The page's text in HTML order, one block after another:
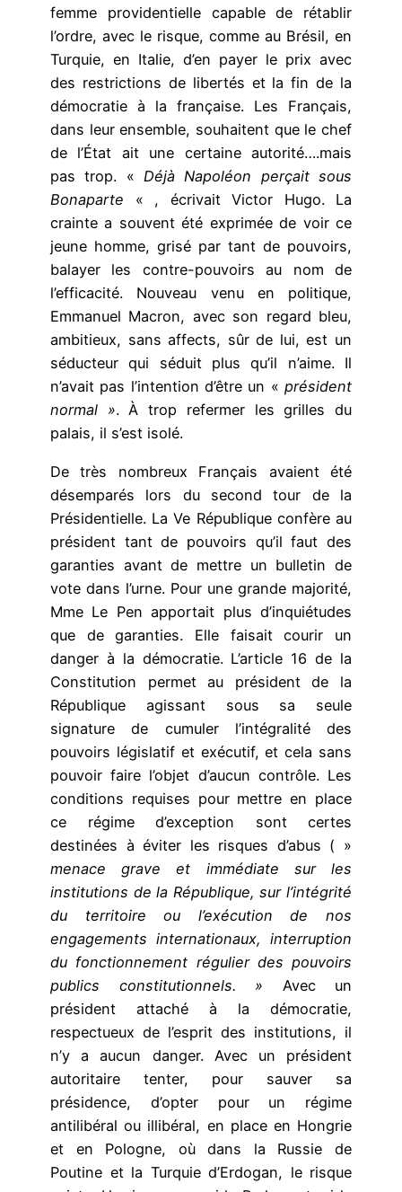
femme providentielle capable de rétablir
l’ordre, avec le risque, comme au Brésil, en
Turquie, en Italie, d’en payer le prix avec
des restrictions de libertés et la fin de la
démocratie à la française. Les Français,
dans leur ensemble, souhaitent que le chef
de l’État ait une certaine autorité….mais
pas trop. « Déjà Napoléon perçait sous
Bonaparte « , écrivait Victor Hugo. La
crainte a souvent été exprimée de voir ce
jeune homme, grisé par tant de pouvoirs,
balayer les contre-pouvoirs au nom de
l’efficacité. Nouveau venu en politique,
Emmanuel Macron, avec son regard bleu,
ambitieux, sans affects, sûr de lui, est un
séducteur qui séduit plus qu’il n’aime. Il
n’avait pas l’intention d’être un « président
normal ». À trop refermer les grilles du
palais, il s’est isolé.
De très nombreux Français avaient été
désemparés lors du second tour de la
Présidentielle. La Ve République confère au
président tant de pouvoirs qu’il faut des
garanties avant de mettre un bulletin de
vote dans l’urne. Pour une grande majorité,
Mme Le Pen apportait plus d’inquiétudes
que de garanties. Elle faisait courir un
danger à la démocratie. L’article 16 de la
Constitution permet au président de la
République agissant sous sa seule
signature de cumuler l’intégralité des
pouvoirs législatif et exécutif, et cela sans
pouvoir faire l’objet d’aucun contrôle. Les
conditions requises pour mettre en place
ce régime d’exception sont certes
destinées à éviter les risques d’abus ( »
menace grave et immédiate sur les
institutions de la République, sur l’intégrité
du territoire ou l’exécution de nos
engagements internationaux, interruption
du fonctionnement régulier des pouvoirs
publics constitutionnels. » Avec un
président attaché à la démocratie,
respectueux de l’esprit des institutions, il
n’y a aucun danger. Avec un président
autoritaire tenter, pour sauver sa
présidence, d’opter pour un régime
antilibéral ou illibéral, en place en Hongrie
et en Pologne, où dans la Russie de
Poutine et la Turquie d’Erdogan, le risque